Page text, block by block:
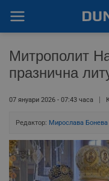
Митрополит
празнична
07 януари 2026 - 07:43 часа
Редактор: Мирослава Бонева